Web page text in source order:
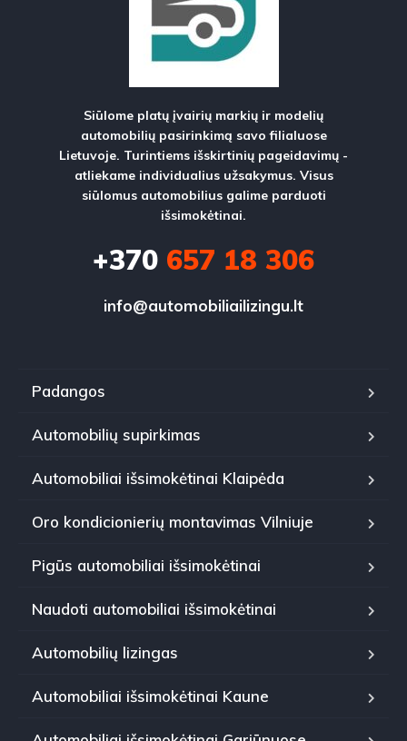
Siūlome platų įvairių markių ir modelių
automobilių pasirinkimą savo filialuose
Lietuvoje. Turintiems išskirtinių pageidavimų -
atliekame individualius užsakymus. Visus
siūlomus automobilius galime parduoti
išsimokėtinai.
+370 657 18 306
info@automobiliailizingu.lt
Padangos
Automobilių supirkimas
Automobiliai išsimokėtinai Klaipėda
Oro kondicionierių montavimas Vilniuje
Pigūs automobiliai išsimokėtinai
Naudoti automobiliai išsimokėtinai
Automobilių lizingas
Automobiliai išsimokėtinai Kaune